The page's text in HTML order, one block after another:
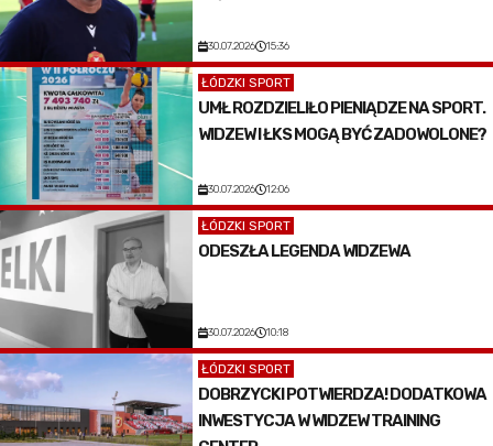
30.07.2026 15:36
ŁÓDZKI SPORT
UMŁ ROZDZIELIŁO PIENIĄDZE NA SPORT.
WIDZEW I ŁKS MOGĄ BYĆ ZADOWOLONE?
30.07.2026 12:06
ŁÓDZKI SPORT
ODESZŁA LEGENDA WIDZEWA
30.07.2026 10:18
ŁÓDZKI SPORT
DOBRZYCKI POTWIERDZA! DODATKOWA
INWESTYCJA W WIDZEW TRAINING